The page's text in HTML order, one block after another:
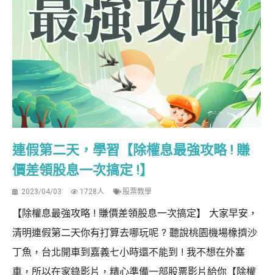
連假第二天，學習【除權息最強攻略 ! 賺
價差領股息一次搞定 !】
2023/04/03 1728人 股票教學
【除權息最強攻略 ! 賺價差領股息一次搞定】 大家早安，
清明連假第二天你有打算去哪玩呢 ? 聽說桃園機場橡擠沙
丁魚，台北開車到嘉義七小時還不能到 ! 我不想在外塞
車，所以在家錄影片，精心準備一部股票影片給你【除權